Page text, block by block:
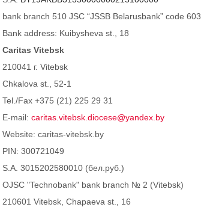
bank branch 510 JSC “JSSB Belarusbank” code 603.
Bank address: Kuibysheva st., 18
Caritas Vitebsk
210041 г. Vitebsk
Chkalova st., 52-1
Tel./Fax +375 (21) 225 29 31
E-mail: caritas.vitebsk.diocese@yandex.by
Website: caritas-vitebsk.by
PIN: 300721049
S.A. 3015202580010 (бел.руб.)
OJSC "Technobank" bank branch № 2 (Vitebsk)
210601 Vitebsk, Chapaeva st., 16